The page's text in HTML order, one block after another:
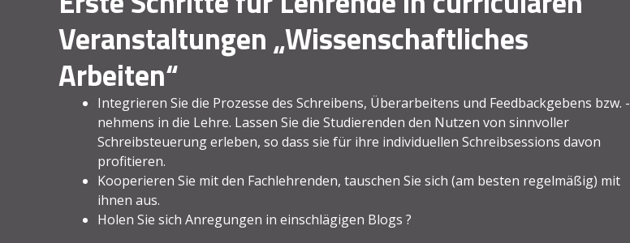
Veranstaltungen „Wissenschaftliches
Arbeiten“
Integrieren Sie die Prozesse des Schreibens, Überarbeitens und Feedbackgebens bzw. -
nehmens in die Lehre. Lassen Sie die Studierenden den Nutzen von sinnvoller
Schreibsteuerung erleben, so dass sie für ihre individuellen Schreibsessions davon
profitieren.
Kooperieren Sie mit den Fachlehrenden, tauschen Sie sich (am besten regelmäßig) mit
ihnen aus.
Holen Sie sich Anregungen in einschlägigen Blogs ?